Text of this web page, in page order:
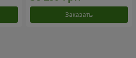
Заказать